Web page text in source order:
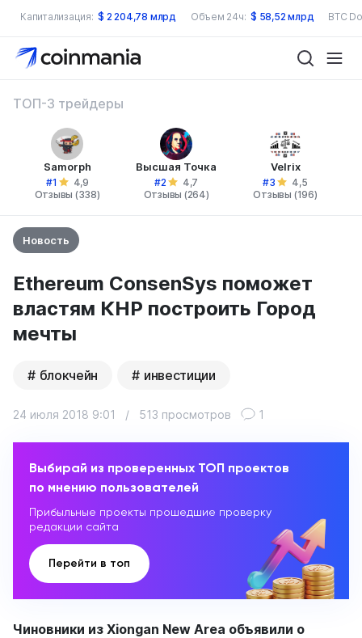
Капитализация: $ 2 204,78 млрд Объем 24ч: $ 58,52 млрд BTC
ТОП-3 трейдеры
Samorph
#1
4,9
Отзывы (338)
Высшая Точка
#2
4,7
Отзывы (264)
Velrix
#3
4,5
Отзывы (196)
Новость
Ethereum ConsenSys поможет
властям КНР построить Город
мечты
блокчейн инвестиции
24 июля 2018 9:01 / 513 просмотров 1
Выбирай из проверенных ТОП проектов
по мнению пользователей
Прибыльные проекты прошедшие проверку
редакции сайта
Перейти в топ
Чиновники из Xiongan New Area объявили о